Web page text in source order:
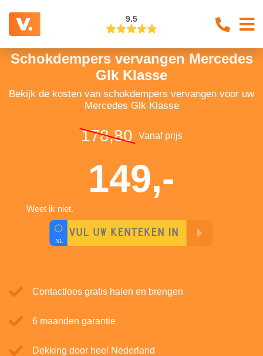
9.5
Schokdempers vervangen Mercedes
Glk Klasse
Bekijk de kosten van schokdempers vervangen voor uw
Mercedes Glk Klasse
178,80 Vanaf prijs
149,-
Weet ik niet.
Contactloos gratis halen en brengen
6 maanden garantie
Dekking door heel Nederland